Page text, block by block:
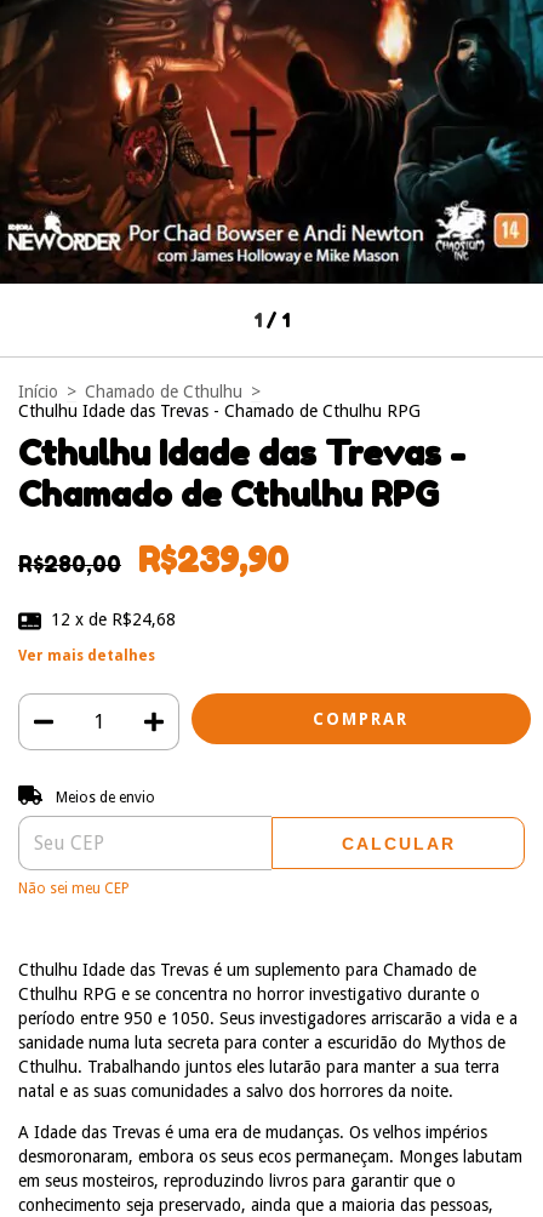
1 / 1
Início > Chamado de Cthulhu >
Cthulhu Idade das Trevas - Chamado de Cthulhu RPG
Cthulhu Idade das Trevas -
Chamado de Cthulhu RPG
R$280,00 R$239,90
12 x de R$24,68
Ver mais detalhes
Entregas para o CEP:
Meios de envio
CALCULAR
Não sei meu CEP
Cthulhu Idade das Trevas é um suplemento para Chamado de
Cthulhu RPG e se concentra no horror investigativo durante o
período entre 950 e 1050. Seus investigadores arriscarão a vida e a
sanidade numa luta secreta para conter a escuridão do Mythos de
Cthulhu. Trabalhando juntos eles lutarão para manter a sua terra
natal e as suas comunidades a salvo dos horrores da noite.
A Idade das Trevas é uma era de mudanças. Os velhos impérios
desmoronaram, embora os seus ecos permaneçam. Monges labutam
em seus mosteiros, reproduzindo livros para garantir que o
conhecimento seja preservado, ainda que a maioria das pessoas,